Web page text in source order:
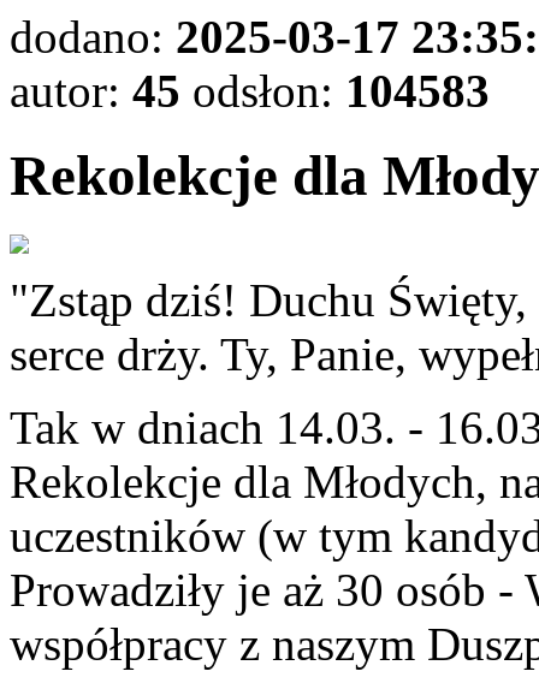
dodano: 2025-03-17
autor: 45 odsłon: 104583
Rekolekcje dla
"Zstąp dziś! Duchu
serce drży. Ty, Panie,
Tak w dniach 14.03. -
Rekolekcje dla Młodych,
uczestników (w tym
Prowadziły je aż 30 osób -
współpracy z naszym